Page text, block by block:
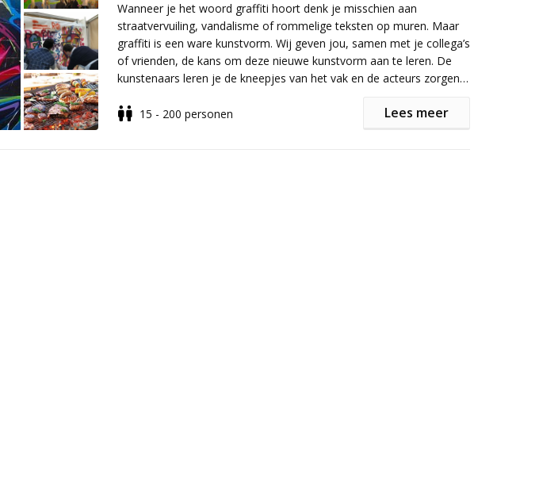
Wanneer je het woord graffiti hoort denk je misschien aan
straatvervuiling, vandalisme of rommelige teksten op muren. Maar
graffiti is een ware kunstvorm. Wij geven jou, samen met je collega’s
of vrienden, de kans om deze nieuwe kunstvorm aan te leren. De
kunstenaars leren je de kneepjes van het vak en de acteurs zorgen
kant kan blootgeven.
15 - 200 personen Lees meer